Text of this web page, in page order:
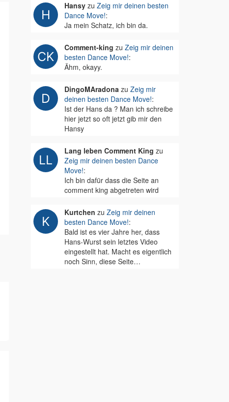
Hansyzu Zeig mir deinen besten
Dance Move!:
Ja mein Schatz, ich bin da.
Comment-king zu Zeig mir deinen
besten Dance Move!:
Ähm, okayy.
DingoMAradonazu Zeig mir
deinen besten Dance Move!:
Ist der Hans da ? Man ich schreibe
hier jetzt so oft jetzt gib mir den
Hansy
Lang leben Comment King zu
Zeig mir deinen besten Dance
Move!:
Ich bin dafür dass die Seite an
comment king abgetreten wird
Kurtchen zu Zeig mir deinen
besten Dance Move!:
Bald ist es vier Jahre her, dass
Hans-Wurst sein letztes Video
eingestellt hat. Macht es eigentlich
noch Sinn, diese Seite…